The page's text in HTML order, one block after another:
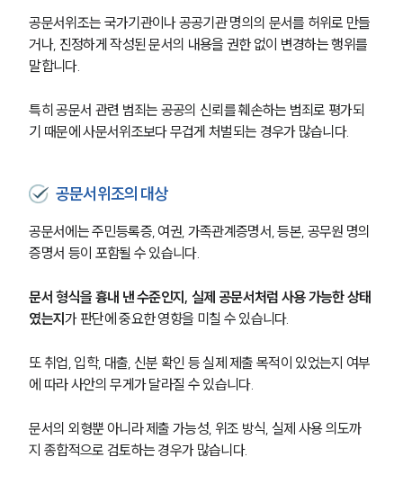
공문서위조는 국가기관이나 공공기관 명의의 문서를 허위로 만들
거나, 진정하게 작성된 문서의 내용을 권한 없이 변경하는 행위를
말합니다.
특히 공문서 관련 범죄는 공공의 신뢰를 훼손하는 범죄로 평가되
기 때문에 사문서위조보다 무겁게 처벌되는 경우가 많습니다.
공문서위조의 대상
공문서에는 주민등록증, 여권, 가족관계증명서, 등본, 공무원 명의
증명서 등이 포함될 수 있습니다.
문서 형식을 흉내 낸 수준인지, 실제 공문서처럼 사용 가능한 상태
였는지가 판단에 중요한 영향을 미칠 수 있습니다.
또 취업, 입학, 대출, 신분 확인 등 실제 제출 목적이 있었는지 여부
에 따라 사안의 무게가 달라질 수 있습니다.
문서의 외형뿐 아니라 제출 가능성, 위조 방식, 실제 사용 의도까
지 종합적으로 검토하는 경우가 많습니다.